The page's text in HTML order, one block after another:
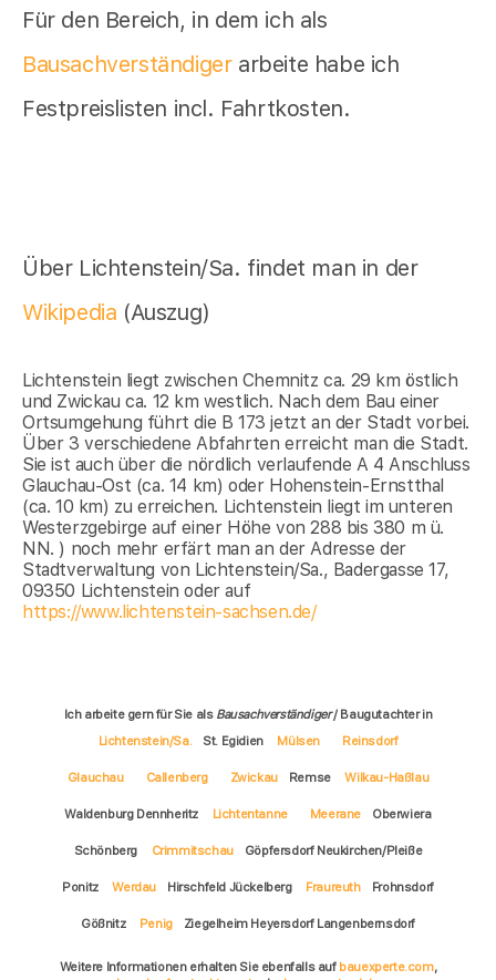
Für den Bereich, in dem ich als
Bausachverständigerarbeite habe ich
Festpreislisten incl. Fahrtkosten.
Über Lichtenstein/Sa. findet man in der
Wikipedia (Auszug)
Lichtenstein liegt zwischen Chemnitz ca. 29 km östlich
und Zwickau ca. 12 km westlich. Nach dem Bau einer
Ortsumgehung führt die B 173 jetzt an der Stadt vorbei.
Über 3 verschiedene Abfahrten erreicht man die Stadt.
Sie ist auch über die nördlich verlaufende A 4 Anschluss
Glauchau-Ost (ca. 14 km) oder Hohenstein-Ernstthal
(ca. 10 km) zu erreichen. Lichtenstein liegt im unteren
Westerzgebirge auf einer Höhe von 288 bis 380 m ü.
NN. ) noch mehr erfärt man an der Adresse der
Stadtverwaltung von Lichtenstein/Sa., Badergasse 17,
09350 Lichtenstein oder auf
https://www.lichtenstein-sachsen.de/
Ich arbeite gern für Sie als Bausachverständiger/ Baugutachter in
Lichtenstein/Sa.
St. Egidien Mülsen Reinsdorf
Glauchau Callenberg Zwickau Remse Wilkau-Haßlau
Waldenburg Dennheritz Lichtentanne Meerane Oberwiera
Schönberg Crimmitschau Göpfersdorf Neukirchen/Pleiße
Ponitz Werdau Hirschfeld Jückelberg Fraureuth Frohnsdorf
Gößnitz Penig Ziegelheim Heyersdorf Langenbernsdorf
Weitere Informationen erhalten Sie ebenfalls auf bauexperte.com,